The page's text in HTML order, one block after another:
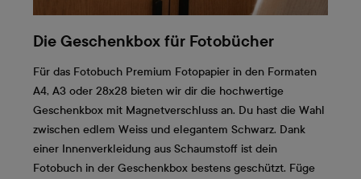
Die Geschenkbox für Fotobücher
Für das Fotobuch Premium Fotopapier in den Formaten
A4, A3 oder 28x28 bieten wir dir die hochwertige
Geschenkbox mit Magnetverschluss an. Du hast die Wahl
zwischen edlem Weiss und elegantem Schwarz. Dank
einer Innenverkleidung aus Schaumstoff ist dein
Fotobuch in der Geschenkbox bestens geschützt. Füge